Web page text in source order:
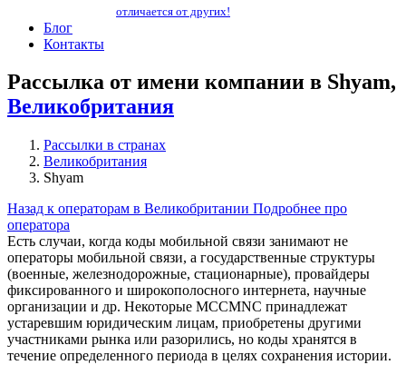
отличается от других!
Блог
Контакты
Рассылка от имени компании в Shyam,
Великобритания
Рассылки в странах
Великобритания
Shyam
Назад к операторам в Великобритании Подробнее про
оператора
Есть случаи, когда коды мобильной связи занимают не
операторы мобильной связи, а государственные структуры
(военные, железнодорожные, стационарные), провайдеры
фиксированного и широкополосного интернета, научные
организации и др. Некоторые MCCMNC принадлежат
устаревшим юридическим лицам, приобретены другими
участниками рынка или разорились, но коды хранятся в
течение определенного периода в целях сохранения истории.